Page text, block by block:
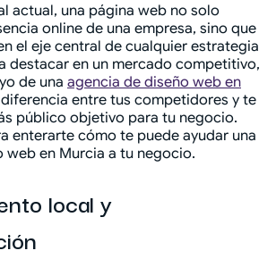
actual, una página web no solo
online de una empresa, sino que
el eje central de cualquier estrategia
destacar en un mercado competitivo,
de una agencia de diseño web en
entre tus competidores y te
público objetivo para tu negocio.
enterarte cómo te puede ayudar una
web en Murcia a tu negocio.
local y